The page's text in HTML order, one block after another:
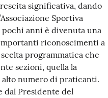
significativa, dando
Sportiva
pochi anni è divenuta una
riconoscimenti a
programmatica che
sezioni, quella la
numero di praticanti.
dal Presidente del